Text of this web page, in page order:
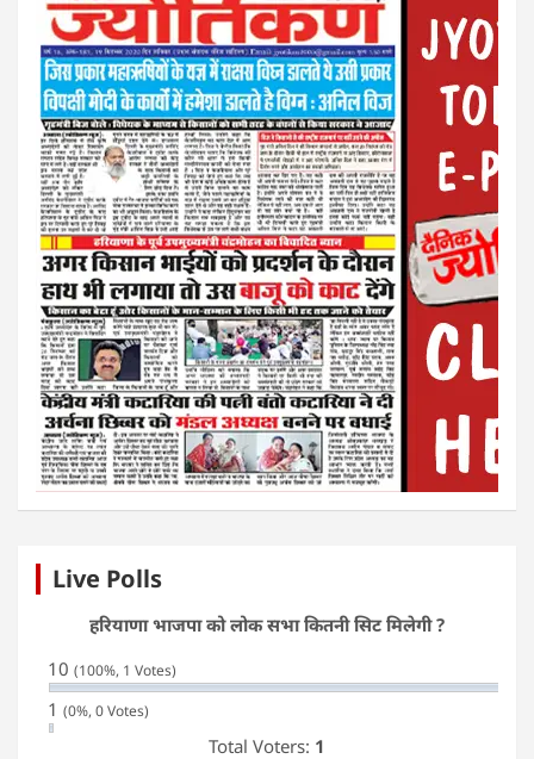
Live Polls
हरियाणा भाजपा को लोक सभा कितनी सिट मिलेगी ?
10 (100%, 1 Votes)
1 (0%, 0 Votes)
Total Voters: 1